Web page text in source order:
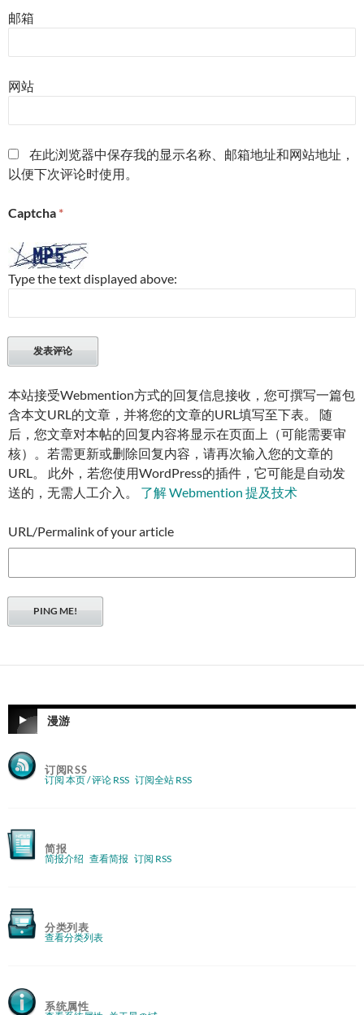
邮箱
网站
在此浏览器中保存我的显示名称、邮箱地址和网站地址，
以便下次评论时使用。
Captcha *
Type the text displayed above:
本站接受Webmention方式的回复信息接收，您可撰写一篇包
含本文URL的文章，并将您的文章的URL填写至下表。 随
后，您文章对本帖的回复内容将显示在页面上（可能需要审
核）。若需更新或删除回复内容，请再次输入您的文章的
URL。 此外，若您使用WordPress的插件，它可能是自动发
送的，无需人工介入。 了解 Webmention 提及技术
URL/Permalink of your article
漫游
订阅RSS
订阅 本页 / 评论 RSS 订阅全站 RSS
简报
简报介绍 查看简报 订阅 RSS
分类列表
查看分类列表
系统属性